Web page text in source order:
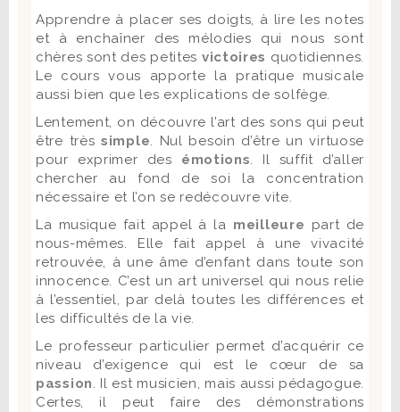
Apprendre à placer ses doigts, à lire les notes
et à enchaîner des mélodies qui nous sont
chères sont des petites victoires quotidiennes.
Le cours vous apporte la pratique musicale
aussi bien que les explications de solfège.
Lentement, on découvre l’art des sons qui peut
être trèssimple. Nul besoin d’être un virtuose
pour exprimer des émotions. Il suffit d’aller
chercher au fond de soi la concentration
nécessaire et l’on se redécouvre vite.
La musique fait appel à la meilleure part de
nous-mêmes. Elle fait appel à une vivacité
retrouvée, à une âme d’enfant dans toute son
innocence. C’est un art universel qui nous relie
à l’essentiel, par delà toutes les différences et
les difficultés de la vie.
Le professeur particulier permet d’acquérir ce
niveau d’exigence qui est le cœur de sa
passion. Il est musicien, mais aussi pédagogue.
Certes, il peut faire des démonstrations